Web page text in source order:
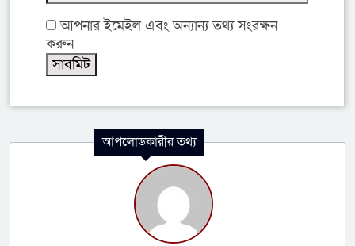
আপনার ইমেইল এবং অন্যান্য তথ্য সংরক্ষন
করুন
আপলোডকারীর তথ্য